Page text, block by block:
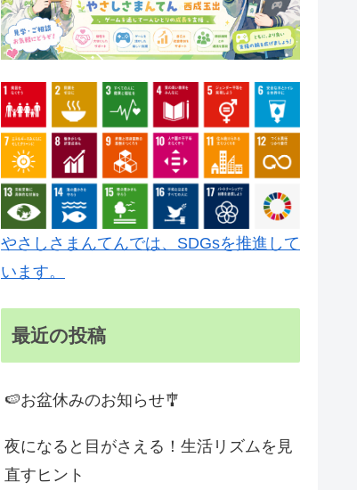
やさしさまんてんでは、SDGsを推進して
います。
最近の投稿
🍉お盆休みのお知らせ🎐
夜になると目がさえる！生活リズムを見
直すヒント